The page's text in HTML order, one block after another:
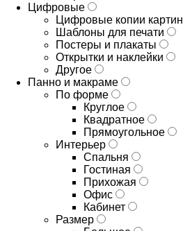
Цифровые
Цифровые копии картин
Шаблоны для печати
Постеры и плакаты
Открытки и наклейки
Другое
Панно и макраме
По форме
Круглое
Квадратное
Прямоугольное
Интерьер
Спальня
Гостиная
Прихожая
Офис
Кабинет
Размер